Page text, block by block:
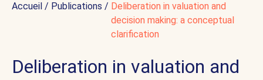
Accueil / Publications / Deliberation in valuation and
decision making: a conceptual
clarification
Deliberation in valuation and